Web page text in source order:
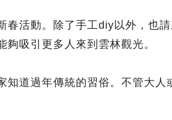
春活動。除了手工diy以外，也
吸引更多人來到雲林觀光。
知道過年傳統的習俗。不管大人